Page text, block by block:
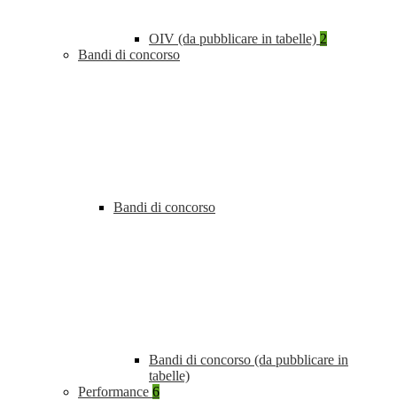
OIV (da pubblicare in tabelle) 2
Bandi di concorso
Bandi di concorso
Bandi di concorso (da pubblicare in
tabelle)
Performance 6